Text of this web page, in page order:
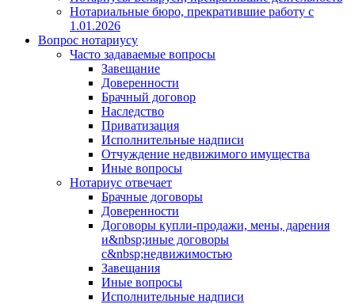
Нотариальные бюро, прекратившие работу с
1.01.2026
Вопрос нотариусу
Часто задаваемые вопросы
Завещание
Доверенности
Брачный договор
Наследство
Приватизация
Исполнительные надписи
Отчуждение недвижимого имущества
Иные вопросы
Нотариус отвечает
Брачные договоры
Доверенности
Договоры купли-продажи, мены, дарения
и&nbsp;иные договоры
с&nbsp;недвижимостью
Завещания
Иные вопросы
Исполнительные надписи